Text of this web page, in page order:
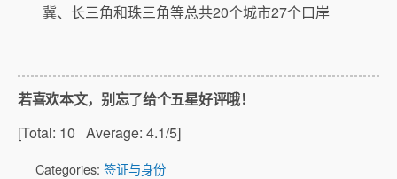
冀、长三角和珠三角等总共20个城市27个口岸
若喜欢本文，别忘了给个五星好评哦！
[Total: 10 Average: 4.1/5]
Categories: 签证与身份